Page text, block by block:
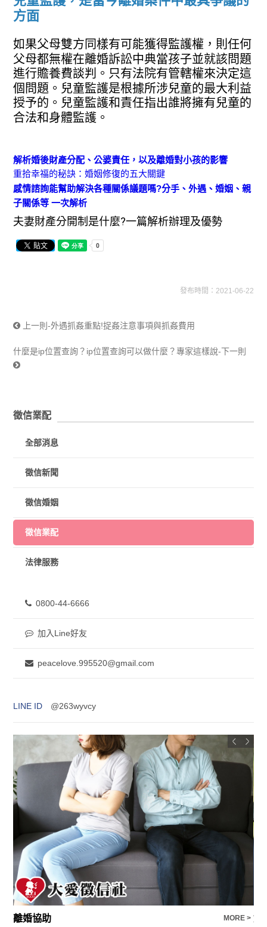
方面
如果父母雙方同樣有可能獲得監護權，則任何
父母都無權在離婚訴訟中典當孩子並就該問題
進行贍養費談判​​。只有法院有管轄權來決定這
個問題。兒童監護是根據所涉兒童的最大利益
授予的。兒童監護和責任指出誰將擁有兒童的
合法和身體監護。
解析婚後財產分配、公婆責任，以及離婚對小孩的影響
重拾幸福的秘訣：婚姻修復的五大關鍵
感情諮詢能幫助解決各種關係議題嗎?分手、外遇、婚姻、親
子關係等 一次解析
夫妻財產分開制是什麼?一篇解析辦理及優勢
發布時間：2021-06-22
上一則-外遇抓姦重點!捉姦注意事項與抓姦費用
什麼是ip位置查詢？ip位置查詢可以做什麼？專家這樣說-下一則
徵信業配
全部消息
徵信新聞
徵信婚姻
徵信業配
法律服務
0800-44-6666
加入Line好友
peacelove.995520@gmail.com
LINE ID @263wyvcy
離婚協助 MORE > 婚